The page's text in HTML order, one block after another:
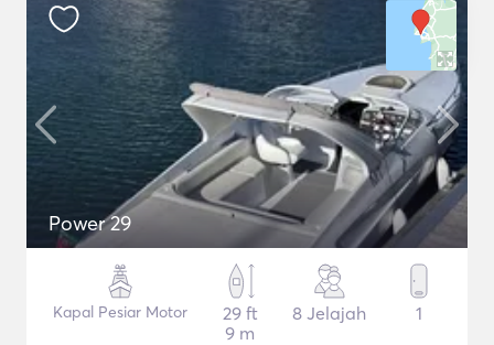
Power 29
Kapal Pesiar Motor
29 ft
9 m
8 Jelajah 1